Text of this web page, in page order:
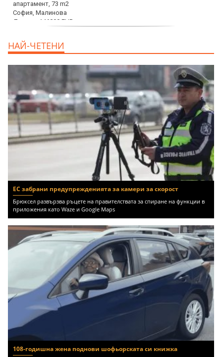
НАЙ-ЧЕТЕНИ
ЕС забрани предупрежденията за камери за скорост
Брюксел развързва ръцете на правителствата за спиране на функции в
приложения като Waze и Google Maps
108-годишна жена поднови шофьорската си книжка